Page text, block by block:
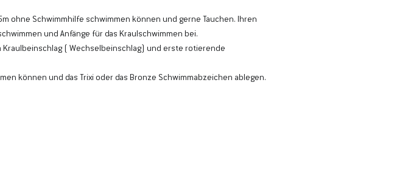
ohne Schwimmhilfe schwimmen können und gerne Tauchen. Ihren
und Anfänge für das Kraulschwimmen bei.
Kraulbeinschlag ( Wechselbeinschlag) und erste rotierende
können und das Trixi oder das Bronze Schwimmabzeichen ablegen.